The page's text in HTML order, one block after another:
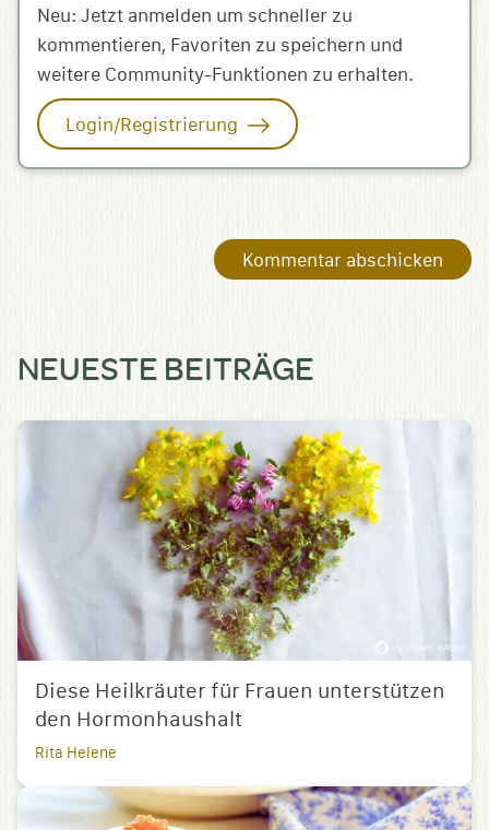
Neu: Jetzt anmelden um schneller zu
kommentieren, Favoriten zu speichern und
weitere Community-Funktionen zu erhalten.
Login/Registrierung
NEUESTE BEITRÄGE
Diese Heilkräuter für Frauen unterstützen
den Hormonhaushalt
Rita Helene